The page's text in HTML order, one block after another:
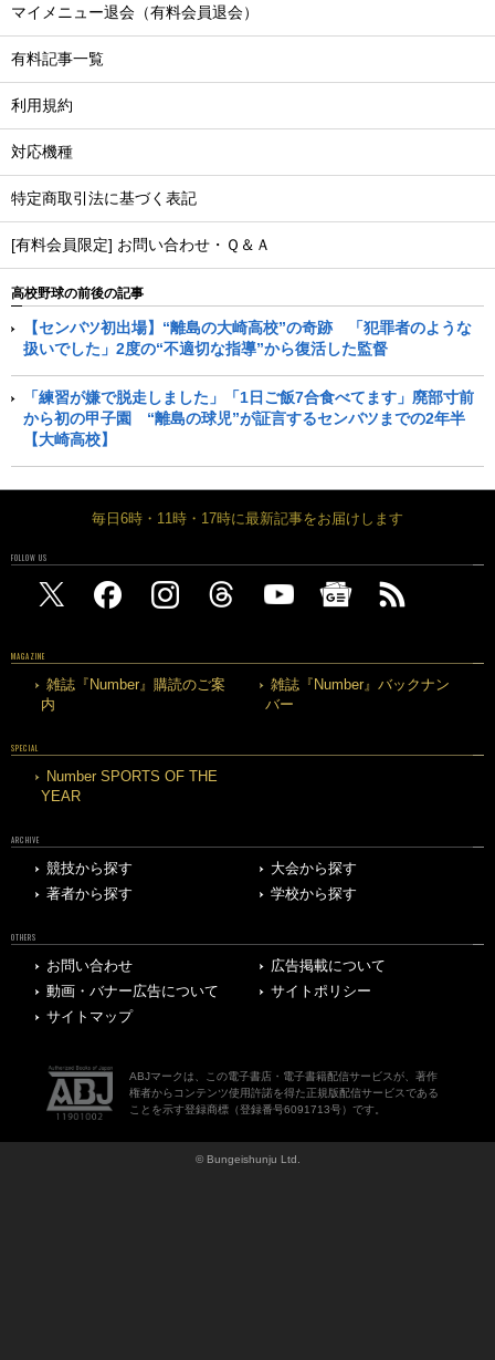
マイメニュー退会（有料会員退会）
有料記事一覧
利用規約
対応機種
特定商取引法に基づく表記
[有料会員限定] お問い合わせ・Ｑ＆Ａ
高校野球の前後の記事
【センバツ初出場】“離島の大崎高校”の奇跡 「犯罪者のような
扱いでした」2度の“不適切な指導”から復活した監督
「練習が嫌で脱走しました」「1日ご飯7合食べてます」廃部寸前
から初の甲子園 “離島の球児”が証言するセンバツまでの2年半
【大崎高校】
毎日6時・11時・17時に最新記事をお届けします
FOLLOW US
MAGAZINE
雑誌『Number』購読のご案
内
雑誌『Number』バックナン
バー
SPECIAL
Number SPORTS OF THE
YEAR
ARCHIVE
競技から探す
大会から探す
著者から探す
学校から探す
OTHERS
お問い合わせ
広告掲載について
動画・バナー広告について
サイトポリシー
サイトマップ
ABJマークは、この電子書店・電子書籍配信サービスが、著作
権者からコンテンツ使用許諾を得た正規版配信サービスである
ことを示す登録商標（登録番号6091713号）です。
© Bungeishunju Ltd.